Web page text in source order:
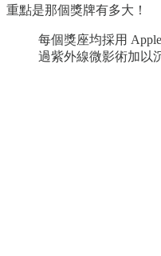
重點是那個獎牌有多大！
每個獎座均採用
過紫外線微影術加以